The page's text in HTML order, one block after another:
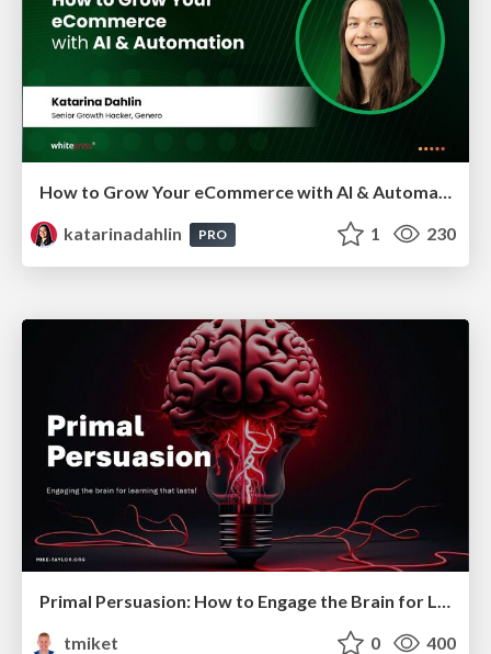
How to Grow Your eCommerce with AI & Automation
katarinadahlin
PRO 1 230
tmiket
0 400